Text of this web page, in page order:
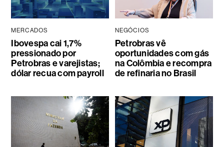
MERCADOS
Ibovespa cai 1,7%
pressionado por
Petrobras e varejistas;
dólar recua com payroll
NEGÓCIOS
Petrobras vê
oportunidades com gás
na Colômbia e recompra
de refinaria no Brasil